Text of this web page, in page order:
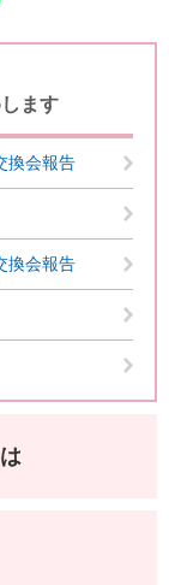
ます
換会報告
換会報告